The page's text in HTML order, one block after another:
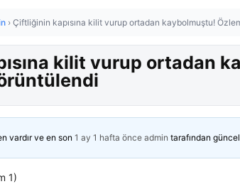
› Çiftliğinin kapısına kilit vurup ortadan kaybolmuştu!
kilit vurup ortadan
vardır ve en son 1 ay 1 hafta önce admin tarafından
1)